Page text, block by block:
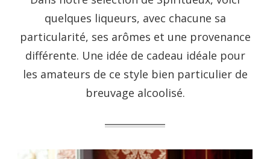
quelques liqueurs, avec chacune sa
particularité, ses arômes et une provenance
différente. Une idée de cadeau idéale pour
les amateurs de ce style bien particulier de
breuvage alcoolisé.